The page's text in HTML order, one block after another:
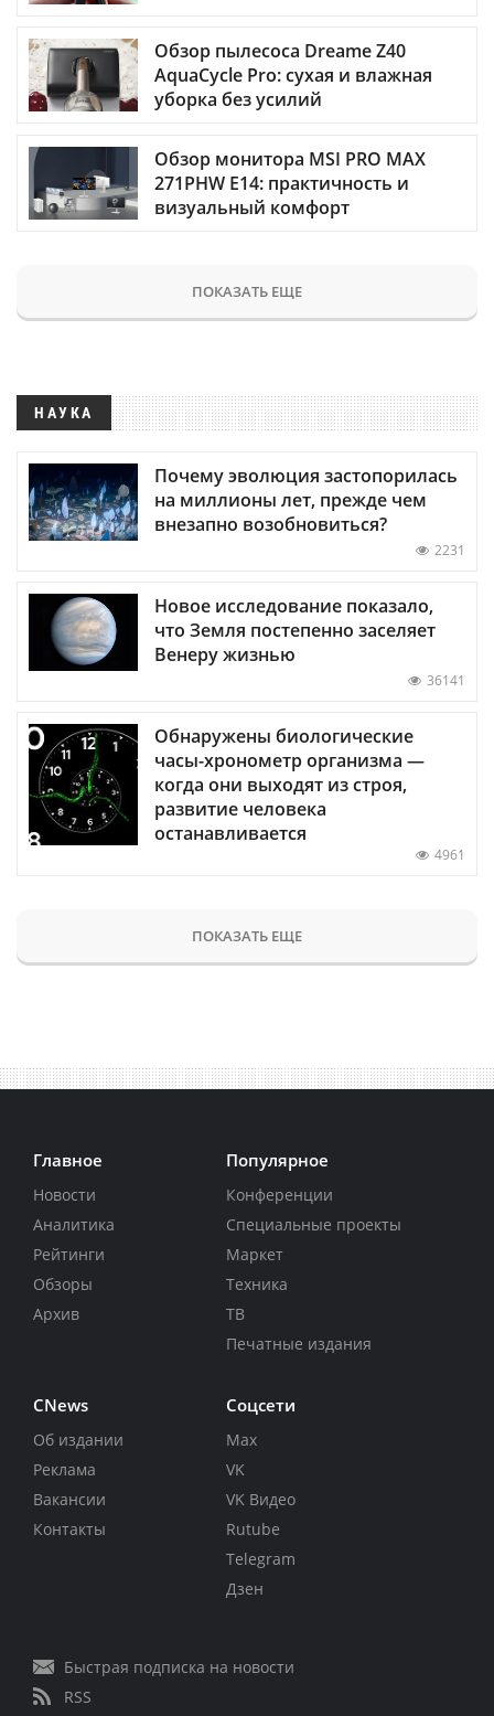
Обзор пылесоса Dreame Z40
AquaCycle Pro: сухая и влажная
уборка без усилий
Обзор монитора MSI PRO MAX
271PHW E14: практичность и
визуальный комфорт
ПОКАЗАТЬ ЕЩЕ
НАУКА
Почему эволюция застопорилась
на миллионы лет, прежде чем
внезапно возобновиться?
2231
Новое исследование показало,
что Земля постепенно заселяет
Венеру жизнью
36141
Обнаружены биологические
часы-хронометр организма —
когда они выходят из строя,
развитие человека
останавливается
4961
ПОКАЗАТЬ ЕЩЕ
Главное
Новости
Аналитика
Рейтинги
Обзоры
Архив
Популярное
Конференции
Специальные проекты
Маркет
Техника
ТВ
Печатные издания
CNews
Об издании
Реклама
Вакансии
Контакты
Соцсети
Max
VK
VK Видео
Rutube
Telegram
Дзен
Быстрая подписка на новости
RSS